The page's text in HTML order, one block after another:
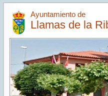
Ayuntamiento de
Llamas de la